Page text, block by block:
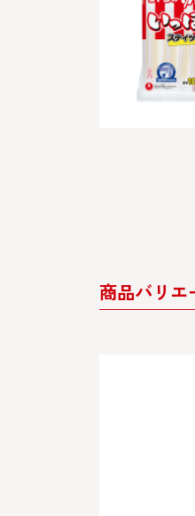
商品バリエ